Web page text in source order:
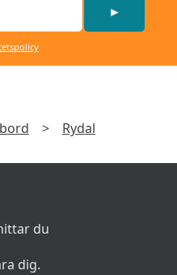
►
> Rydal
du
dig.